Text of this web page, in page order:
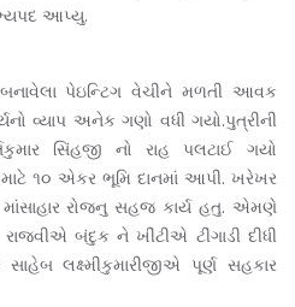
આપ્યુ.
પેઇન્ટિગ વેચીને મળતી આવક
વ્યાપ અનેક ગણો વધી ગયો.પુત્રીની
સિંહજી નો રાહ પલટાઈ ગયો
૧૦ એકર ભૂમિ દાનમાં આપી. ખરેખર
રોજનુ સહજ કાર્ય હતુ. એમણે
બંદુક ને ખીંટીએ ટીંગાડી દીધી
સાહેબ લક્ષ્મીકુમારીજીએ પૂર્ણ સહકાર